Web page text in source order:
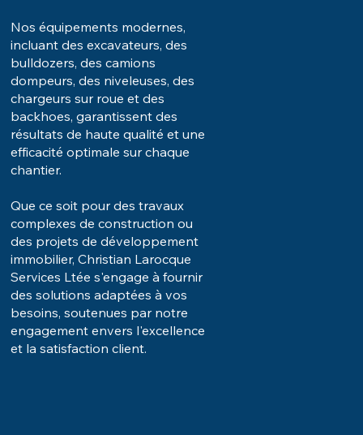
Nos équipements modernes,
incluant des excavateurs, des
bulldozers, des camions
dompeurs, des niveleuses, des
chargeurs sur roue et des
backhoes, garantissent des
résultats de haute qualité et une
efficacité optimale sur chaque
chantier.
Que ce soit pour des travaux
complexes de construction ou
des projets de développement
immobilier, Christian Larocque
Services Ltée s'engage à fournir
des solutions adaptées à vos
besoins, soutenues par notre
engagement envers l'excellence
et la satisfaction client.